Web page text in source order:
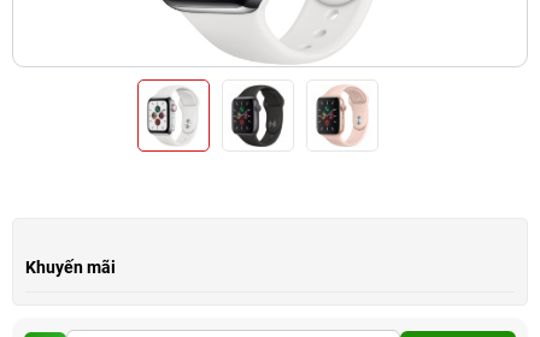
Khuyến mãi